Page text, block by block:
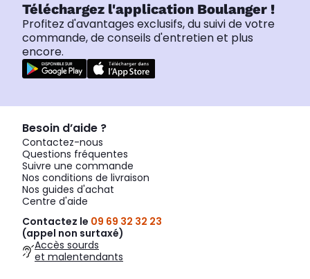
Téléchargez l'application Boulanger !
Profitez d'avantages exclusifs, du suivi de votre
commande, de conseils d'entretien et plus
encore.
Besoin d’aide ?
Contactez-nous
Questions fréquentes
Suivre une commande
Nos conditions de livraison
Nos guides d'achat
Centre d'aide
Contactez le 09 69 32 32 23
(appel non surtaxé)
Accès sourds
et malentendants